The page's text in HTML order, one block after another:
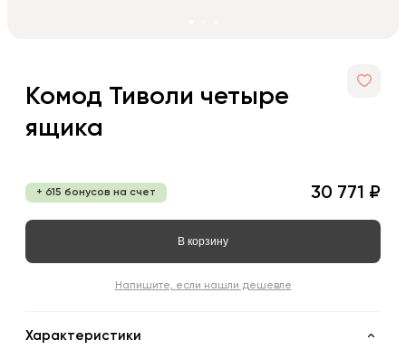
Комод Тиволи четыре
ящика
+ 615 бонусов на счет 30 771 ₽
В корзину
Напишите, если нашли дешевле
Характеристики